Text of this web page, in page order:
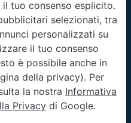
al minuto
in Italia
tuo consenso esplicito.
selezionati, tra
personalizzati su
il tuo consenso
è possibile anche in
della privacy). Per
la nostra Informativa
Privacy di Google.